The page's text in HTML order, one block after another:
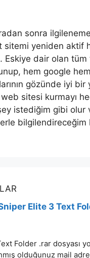
sonra
sitemi yeniden aktif
Eskiye dair olan tüm
hem google
gözünde iyi bir
sitesi kurmayı
istediğim gibi olur
bilgilendireceğim
Elite 3 Text
Folder .rar dosyası
olduğunuz mail